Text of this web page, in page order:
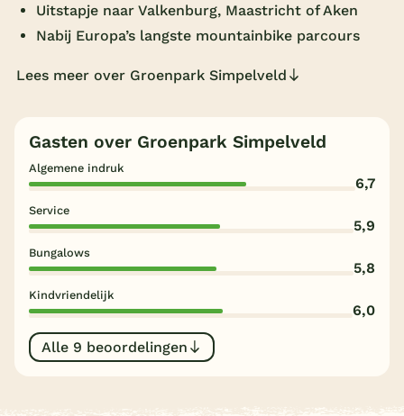
Indoor speeltuin
Bestemmingen
Nederland
Veluwe
Duitsland
België
Uitstapje naar Valkenburg, Maastricht of Aken
Nabij Europa’s langste mountainbike parcours
Lees meer over Groenpark Simpelveld
Gasten over Groenpark Simpelveld
Algemene indruk
6,7
Service
5,9
Bungalows
5,8
Kindvriendelijk
6,0
Alle 9 beoordelingen